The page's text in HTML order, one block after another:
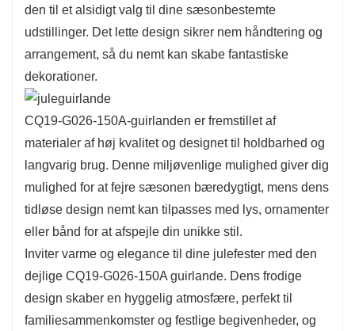
den til et alsidigt valg til dine sæsonbestemte
udstillinger. Det lette design sikrer nem håndtering og
arrangement, så du nemt kan skabe fantastiske
dekorationer.
CQ19-G026-150A-guirlanden er fremstillet af
materialer af høj kvalitet og designet til holdbarhed og
langvarig brug. Denne miljøvenlige mulighed giver dig
mulighed for at fejre sæsonen bæredygtigt, mens dens
tidløse design nemt kan tilpasses med lys, ornamenter
eller bånd for at afspejle din unikke stil.
Inviter varme og elegance til dine julefester med den
dejlige CQ19-G026-150A guirlande. Dens frodige
design skaber en hyggelig atmosfære, perfekt til
familiesammenkomster og festlige begivenheder, og